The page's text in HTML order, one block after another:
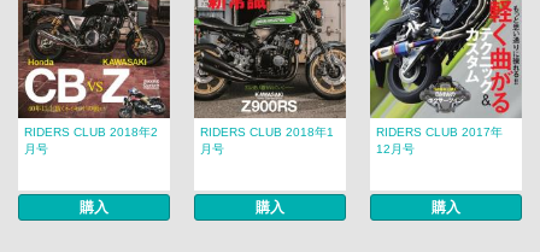
RIDERS CLUB 2018年2
月号
購入
RIDERS CLUB 2018年1
月号
購入
RIDERS CLUB 2017年
12月号
購入